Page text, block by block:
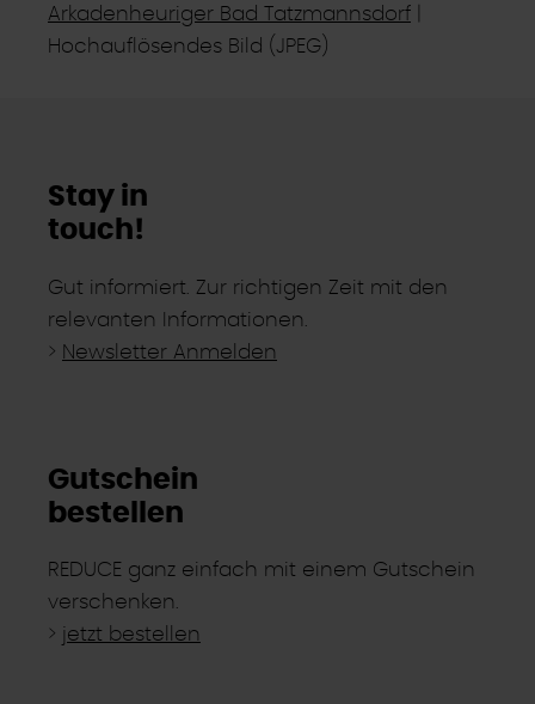
Arkadenheuriger Bad Tatzmannsdorf
Hochauflösendes Bild (JPEG)
Stay in
touch!
Gut informiert. Zur richtigen Zeit mit den
relevanten Informationen.
> Newsletter Anmelden
Gutschein
bestellen
REDUCE ganz einfach mit einem Gutschein
verschenken.
> jetzt bestellen